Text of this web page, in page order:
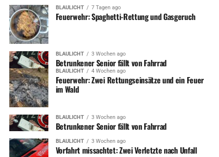
BLAULICHT 7 Tagen ago
Feuerwehr: Spaghetti-Rettung und Gasgeruch
BLAULICHT 3 Wochen ago
Betrunkener Senior fällt von Fahrrad
BLAULICHT 4 Wochen ago
Feuerwehr: Zwei Rettungseinsätze und ein Feuer
im Wald
BLAULICHT 3 Wochen ago
Betrunkener Senior fällt von Fahrrad
BLAULICHT 3 Wochen ago
Vorfahrt missachtet: Zwei Verletzte nach Unfall